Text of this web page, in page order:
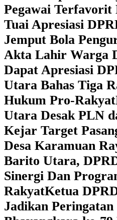
Pegawai
Tuai Apresiasi
Jemput Bola
Akta Lahir Warga
Dapat Apresiasi
Utara Bahas Tiga
Hukum Pro-Rakyat
Utara Desak PLN
Kejar Target
Desa Karamuan
Barito Utara,
Sinergi Dan
RakyatKetua
Jadikan